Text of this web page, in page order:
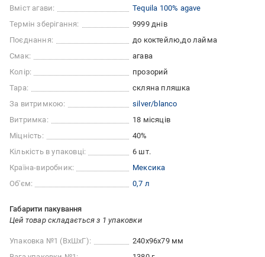
Вміст агави:
Tequila 100% agave
Термін зберігання:
9999 днів
Поєднання:
до коктейлю до лайма
Смак:
агава
Колір:
прозорий
Тара:
скляна пляшка
За витримкою:
silver/blanco
Витримка:
18 місяців
Міцність:
40%
Кількість в упаковці:
6 шт.
Країна-виробник:
Мексика
Об'єм:
0,7 л
Габарити пакування
Цей товар складається з 1 упаковки
Упаковка №1 (ВхШхГ):
240x96x79 мм